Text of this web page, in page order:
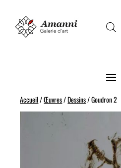
Accueil/Œuvres/Dessins/ Goudron 2